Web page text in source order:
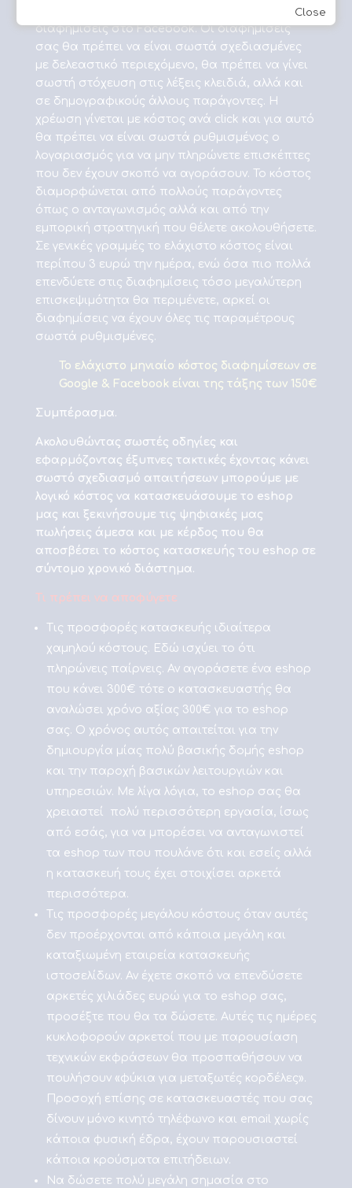
Google Adwords, ενώ μικρό μέρος έχουν και οι
διαφημίσεις στο Facebook. Οι διαφημίσεις
σας θα πρέπει να είναι σωστά σχεδιασμένες
με δελεαστικό περιεχόμενο, θα πρέπει να γίνει
σωστή στόχευση στις λέξεις κλειδιά, αλλά και
σε δημογραφικούς άλλους παράγοντες. Η
χρέωση γίνεται με κόστος ανά click και για αυτό
θα πρέπει να είναι σωστά ρυθμισμένος ο
λογαριασμός για να μην πληρώνετε επισκέπτες
που δεν έχουν σκοπό να αγοράσουν. Το κόστος
διαμορφώνεται από πολλούς παράγοντες
όπως ο ανταγωνισμός αλλά και από την
εμπορική στρατηγική που θέλετε ακολουθήσετε.
Σε γενικές γραμμές το ελάχιστο κόστος είναι
περίπου 3 ευρώ την ημέρα, ενώ όσα πιο πολλά
επενδύετε στις διαφημίσεις τόσο μεγαλύτερη
επισκεψιμότητα θα περιμένετε, αρκεί οι
διαφημίσεις να έχουν όλες τις παραμέτρους
σωστά ρυθμισμένες.
To ελάχιστο μηνιαίο κόστος διαφημίσεων σε
Google & Facebook είναι της τάξης των 150€
Συμπέρασμα.
Ακολουθώντας σωστές οδηγίες και
εφαρμόζοντας έξυπνες τακτικές έχοντας κάνει
σωστό σχεδιασμό απαιτήσεων μπορούμε με
λογικό κόστος να κατασκευάσουμε το eshop
μας και ξεκινήσουμε τις ψηφιακές μας
πωλήσεις άμεσα και με κέρδος που θα
αποσβέσει το κόστος κατασκευής του eshop σε
σύντομο χρονικό διάστημα.
Τι πρέπει να αποφύγετε
Τις προσφορές κατασκευής ιδιαίτερα
χαμηλού κόστους. Εδώ ισχύει το ότι
πληρώνεις παίρνεις. Αν αγοράσετε ένα eshop
που κάνει 300€ τότε ο κατασκευαστής θα
αναλώσει χρόνο αξίας 300€ για το eshop
σας. Ο χρόνος αυτός απαιτείται για την
δημιουργία μίας πολύ βασικής δομής eshop
και την παροχή βασικών λειτουργιών και
υπηρεσιών. Με λίγα λόγια, το eshop σας θα
χρειαστεί πολύ περισσότερη εργασία, ίσως
από εσάς, για να μπορέσει να ανταγωνιστεί
τα eshop των που πουλάνε ότι και εσείς αλλά
η κατασκευή τους έχει στοιχίσει αρκετά
περισσότερα.
Τις προσφορές μεγάλου κόστους όταν αυτές
δεν προέρχονται από κάποια μεγάλη και
καταξιωμένη εταιρεία κατασκευής
ιστοσελίδων. Αν έχετε σκοπό να επενδύσετε
αρκετές χιλιάδες ευρώ για το eshop σας,
προσέξτε που θα τα δώσετε. Αυτές τις ημέρες
κυκλοφορούν αρκετοί που με παρουσίαση
τεχνικών εκφράσεων θα προσπαθήσουν να
πουλήσουν «φύκια για μεταξωτές κορδέλες».
Προσοχή επίσης σε κατασκευαστές που σας
δίνουν μόνο κινητό τηλέφωνο και email χωρίς
κάποια φυσική έδρα, έχουν παρουσιαστεί
κάποια κρούσματα επιτήδειων.
Να δώσετε πολύ μεγάλη σημασία στο
Close